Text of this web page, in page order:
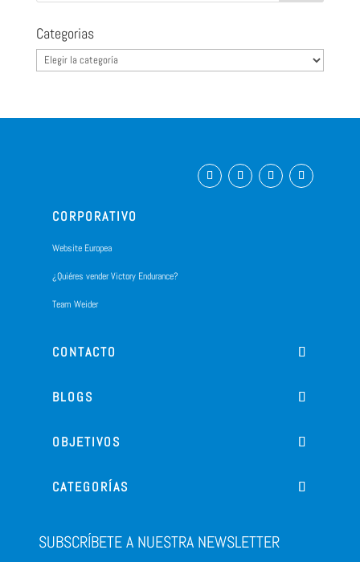
Categorias
Categorias
CORPORATIVO
Website Europea
¿Quiéres vender Victory Endurance?
Team Weider
CONTACTO
BLOGS
OBJETIVOS
CATEGORÍAS
SUBSCRÍBETE A NUESTRA NEWSLETTER